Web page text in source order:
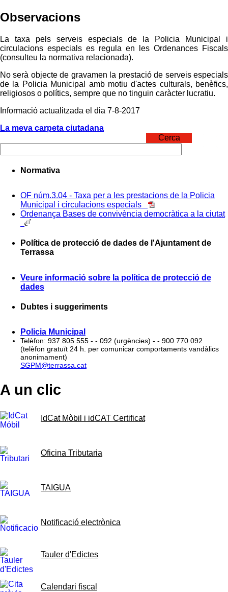
Observacions
La taxa pels serveis especials de la Policia Municipal i
circulacions especials es regula en les Ordenances Fiscals
(consulteu la normativa relacionada).
No serà objecte de gravamen la prestació de serveis especials
de la Policia Municipal amb motiu d'actes culturals, benèfics,
religiosos o polítics, sempre que no tinguin caràcter lucratiu.
Informació actualitzada el dia 7-8-2017
La meva carpeta ciutadana
Cerca
Normativa
OF núm.3.04 - Taxa per a les prestacions de la Policia
Municipal i circulacions especials
Ordenança Bases de convivència democràtica a la ciutat
Política de protecció de dades de l'Ajuntament de
Terrassa
Veure informació sobre la política de protecció de
dades
Dubtes i suggeriments
Policia Municipal
Telèfon: 937 805 555 - - 092 (urgències) - - 900 770 092
(telèfon gratuït 24 h. per comunicar comportaments vandàlics
anonimament)
SGPM@terrassa.cat
A un clic
IdCat Mòbil i idCAT Certificat
Oficina Tributaria
TAIGUA
Notificació electrònica
Tauler d'Edictes
Calendari fiscal